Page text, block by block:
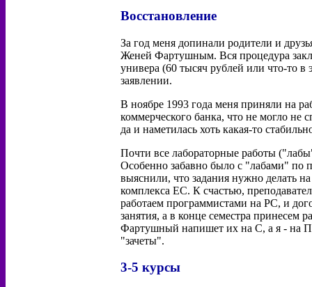
Восстановление
За год меня допинали родители и
Женей Фартушным. Вся процедура
универа (60 тысяч рублей или что-то
заявлении.
В ноябре 1993 года меня приняли на
коммерческого банка, что не могло не
да и наметилась хоть какая-то
Почти все лабораторные работы
Особенно забавно было с "лабами" по
выяснили, что задания нужно делать
комплекса ЕС. К счастью,
работаем программистами на PC, и
занятия, а в конце семестра принесем
Фартушный напишет их на C, а я - на
"зачеты".
3-5 курсы